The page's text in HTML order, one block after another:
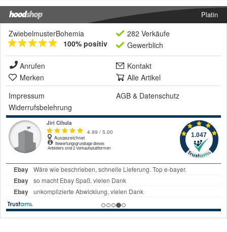
Platin
ZwiebelmusterBohemia
100% positiv
282 Verkäufe
Gewerblich
Anrufen
Kontakt
Merken
Alle Artikel
Impressum
AGB & Datenschutz
Widerrufsbelehrung